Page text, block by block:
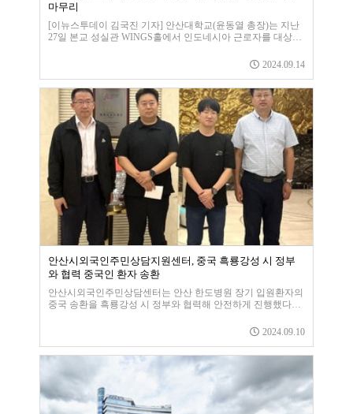
마무리
[이뉴스투데이 김국진 기자] 안산대학교(윤동열 총장)는 지난
27일 본교 성실관 WINGS홀에서 인도네시아 근로자를 대상으
이번 설명회는 한국어를 잘 가르치는 대학, 외국인 · 유학생을
2024.09.14
안산시외국인주민상담지원센터, 중국 흑룡강성 시 정부
와 협력 중국인 환자 송환
안산시외국인주민상담센터는 안산 한도병원 장기 입원환자의
중국 송환을 흑룡강성 시 정부와 협력해 안전하게 진행했다고
에 119 구급차가 머리를 심하게 다친 중국 국적의 환자 진모씨
이 반 혼수상태이며 사지마비 관찰이라는 의사 소견이 나왔다.
이후 7개월 간 중환자실에서 치료와 요양을 받으며 지냈다. 그
러는 가운데 1억6천만 원이라는 큰 병원비가 나왔다. 뿐
2024.09.10